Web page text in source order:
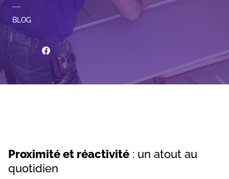
BLOG
Lien page facebook
Proximité et réactivité : un atout au
quotidien